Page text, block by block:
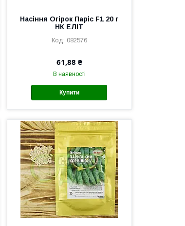
Насіння Огірок Паріс F1 20 г
НК ЕЛІТ
082576
61,88 ₴
В наявності
Купити